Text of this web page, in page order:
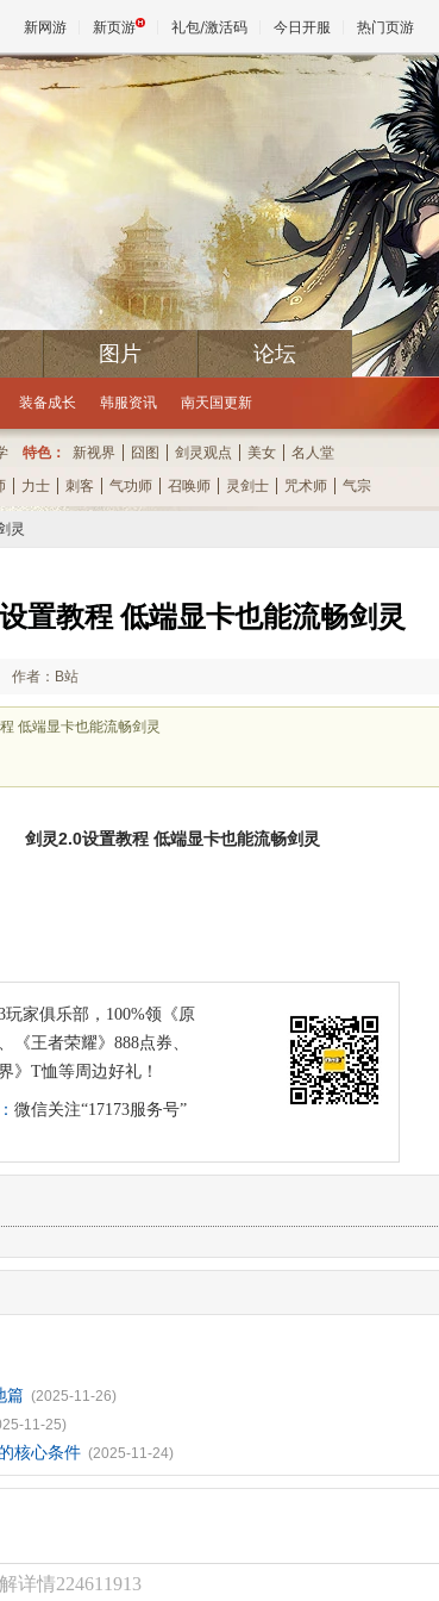
新网游 新页游 礼包/激活码 今日开服 热门页游
魔兽
天堂
王权与自由
装备成长 韩服资讯 南天国更新
特色： 新视界 囧图 剑灵观点 美女
名人堂
力士 刺客 气功师 召唤师 灵剑士 咒术师 气宗
图片 论坛
灵
置教程 低端显卡也能流畅剑灵
作者：B站
低端显卡也能流畅剑灵
剑灵2.0设置教程 低端显卡也能流畅剑灵
玩家俱乐部，100%领《原
《王者荣耀》888点券、
》T恤等周边好礼！
微信关注“17173服务号”
篇 (2025-11-26)
11-25)
核心条件 (2025-11-24)
详情224611913